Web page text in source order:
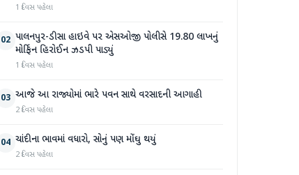
1 દિવસ પહેલા
02 પાલનપુર-ડીસા હાઇવે પર એસઓજી પોલીસે 19.80 લાખનું
મોર્ફિન હિરોઈન ઝડપી પાડ્યું
1 દિવસ પહેલા
03 આજે આ રાજ્યોમાં ભારે પવન સાથે વરસાદની આગાહી
2 દિવસ પહેલા
04 ચાંદીના ભાવમાં વધારો, સોનું પણ મોંઘુ થયું
2 દિવસ પહેલા